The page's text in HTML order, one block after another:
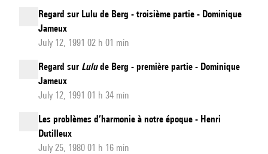
Regard sur Lulu de Berg - troisième partie - Dominique
Jameux
July 12, 1991 02 h 01 min
Regard sur Lulude Berg - première partie - Dominique
Jameux
July 12, 1991 01 h 34 min
Les problèmes d’harmonie à notre époque - Henri
Dutilleux
July 25, 1980 01 h 16 min